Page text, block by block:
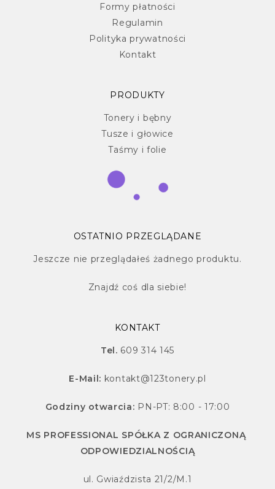
Formy płatności
Regulamin
Polityka prywatności
Kontakt
PRODUKTY
Tonery i bębny
Tusze i głowice
Taśmy i folie
OSTATNIO PRZEGLĄDANE
Jeszcze nie przeglądałeś żadnego produktu.
Znajdź coś dla siebie!
KONTAKT
Tel. 609 314 145
E-Mail: kontakt@123tonery.pl
Godziny otwarcia: PN-PT: 8:00 - 17:00
MS PROFESSIONAL SPÓŁKA Z OGRANICZONĄ
ODPOWIEDZIALNOŚCIĄ
ul. Gwiaździsta 21/2/M.1